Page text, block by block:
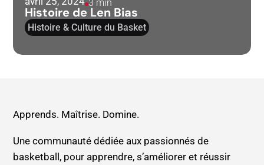
3 min
Histoire de Len Bias
Histoire & Culture du Basket
Apprends. Maîtrise. Domine.
Une communauté dédiée aux passionnés de
basketball, pour apprendre, s’améliorer et réussir